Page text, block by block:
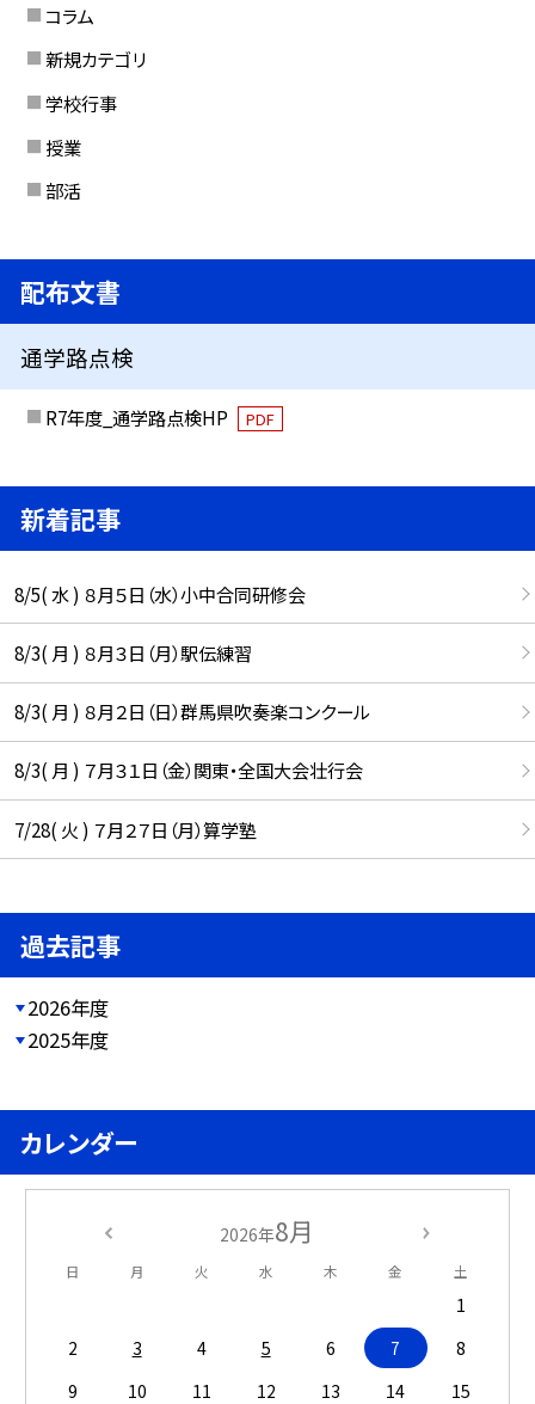
コラム
新規カテゴリ
学校行事
授業
部活
配布文書
通学路点検
R7年度_通学路点検HP PDF
新着記事
8/5( 水 ) ８月５日（水）小中合同研修会
8/3( 月 ) ８月３日（月）駅伝練習
8/3( 月 ) ８月２日（日）群馬県吹奏楽コンクール
8/3( 月 ) ７月３１日（金）関東・全国大会壮行会
7/28( 火 ) ７月２７日（月）算学塾
過去記事
2026年度
2025年度
カレンダー
2026年8月
日 月 火 水 木 金 土
1
2
3 4 5 6 7
8
9
10 11 12 13 14
15